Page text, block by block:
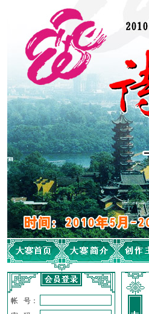
帐 号：